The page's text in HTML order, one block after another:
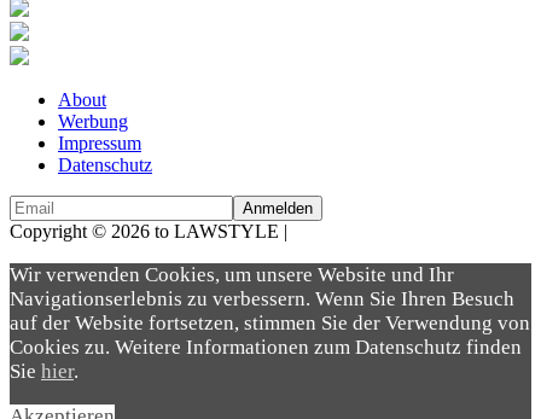
About
Werbung
Impressum
Datenschutz
Copyright © 2026 to LAWSTYLE |
Wir verwenden Cookies, um unsere Website und Ihr
Navigationserlebnis zu verbessern. Wenn Sie Ihren Besuch
auf der Website fortsetzen, stimmen Sie der Verwendung von
Cookies zu. Weitere Informationen zum Datenschutz finden
Sie hier.